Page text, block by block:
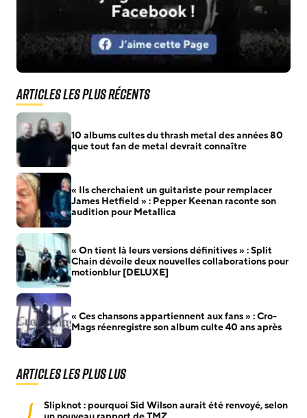
Articles les plus récents
10 albums cultes du thrash metal des années 80
que tout fan de metal devrait connaître
« Ils cherchaient un guitariste pour remplacer
James Hetfield » : Pepper Keenan raconte son
audition pour Metallica
« On tient là leurs versions définitives » : Split
Chain dévoile deux nouvelles collaborations pour
motionblur [DELUXE]
« Ces chansons appartiennent aux fans » : Cro-
Mags réenregistre son album culte 40 ans après
Articles les plus lus
1
Slipknot : pourquoi Sid Wilson aurait été renvoyé, selon